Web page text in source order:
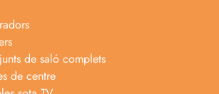
de saló complets
de centre